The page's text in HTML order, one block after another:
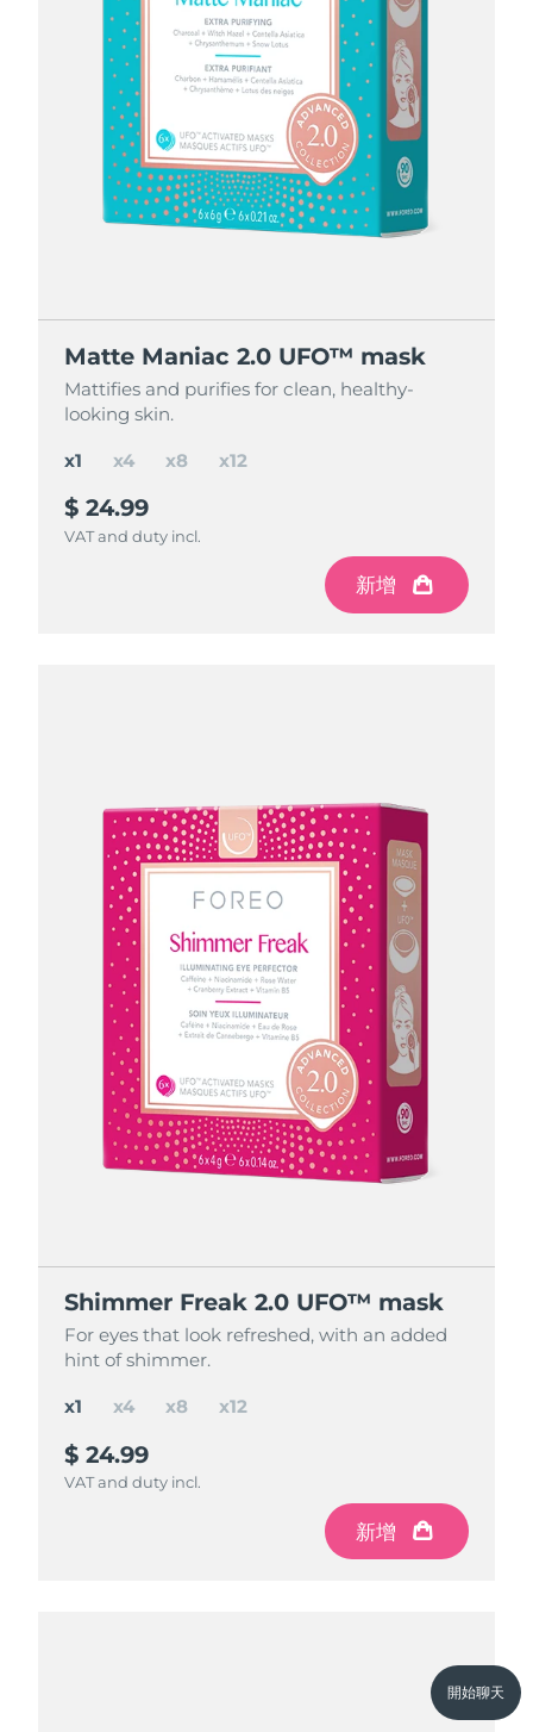
Matte Maniac 2.0 UFO™ mask
Mattifies and purifies for clean, healthy-
looking skin.
$ 24.99
VAT and duty incl.
新增
Matte Maniac 2.0 UFO™ mask
Mattifies and purifies for clean, healthy-
looking skin.
$ 84.97
VAT and duty incl.
新增
Matte Maniac 2.0 UFO™ mask
Mattifies and purifies for clean, healthy-
looking skin.
$ 150 $ 199.92
VAT and duty incl.
新增
Matte Maniac 2.0 UFO™ mask
Mattifies and purifies for clean, healthy-
looking skin.
$ 195 $ 299.88
VAT and duty incl.
新增
x1 x4 x8 x12
Shimmer Freak 2.0 UFO™ mask
For eyes that look refreshed, with an added
hint of shimmer.
$ 24.99
VAT and duty incl.
新增
Shimmer Freak 2.0 UFO™ mask
For eyes that look refreshed, with an added
hint of shimmer.
$ 84.97
VAT and duty incl.
新增
Shimmer Freak 2.0 UFO™ mask
For eyes that look refreshed, with an added
hint of shimmer.
$ 150 $ 199.92
VAT and duty incl.
新增
Shimmer Freak 2.0 UFO™ mask
For eyes that look refreshed, with an added
hint of shimmer.
$ 195 $ 299.88
VAT and duty incl.
新增
x1 x4 x8 x12
開始聊天